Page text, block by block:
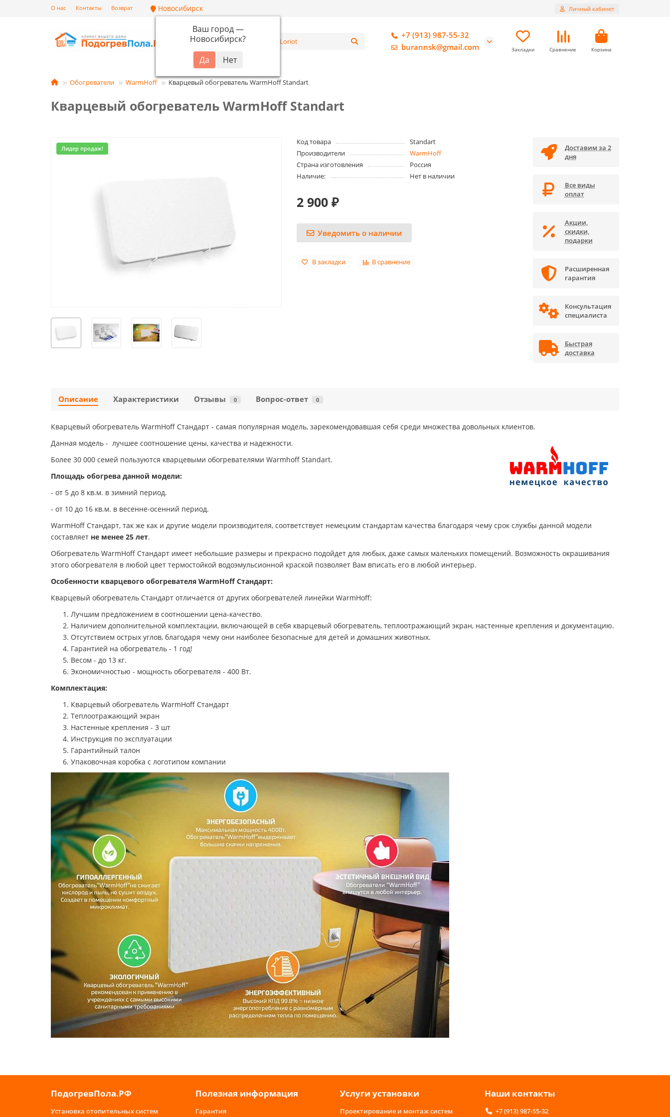
О нас Контакты Возврат Новосибирск
Ваш город —
Новосибирск?
Личный кабинет
Каталог
+7 (913) 987-55-32
burannsk@gmail.com
Закладки Сравнение Корзина
Обогреватели WarmHoff Кварцевый обогреватель WarmHoff Standart
Кварцевый обогреватель WarmHoff Standart
Лидер продаж!
Код товара
Standart
Производители
WarmHoff
Страна изготовления
Россия
Наличие:
Нет в наличии
2 900 ₽
Уведомить о наличии
В закладки В сравнение
Доставим за 2
дня
Все виды
оплат
Акции,
скидки,
подарки
Расширенная
гарантия
Консультация
специалиста
Быстрая
доставка
Описание Характеристики Отзывы 0 Вопрос-ответ 0
Кварцевый обогреватель WarmHoff Стандарт - самая популярная модель, зарекомендовавшая себя среди множества довольных клиентов.
Данная модель - лучшее соотношение цены, качества и надежности.
Более 30 000 семей пользуются кварцевыми обогревателями Warmhoff Standart.
Площадь обогрева данной модели:
- от 5 до 8 кв.м. в зимний период.
- от 10 до 16 кв.м. в весенне-осенний период.
WarmHoff Стандарт, так же как и другие модели производителя, соответствует немецким стандартам качества благодаря чему срок службы данной модели
составляет не менее 25 лет.
Обогреватель WarmHoff Стандарт имеет небольшие размеры и прекрасно подойдет для любых, даже самых маленьких помещений. Возможность окрашивания
этого обогревателя в любой цвет термостойкой водоэмульсионной краской позволяет Вам вписать его в любой интерьер.
Особенности кварцевого обогревателя WarmHoff Стандарт:
Кварцевый обогреватель Стандарт отличается от других обогревателей линейки WarmHoff:
Лучшим предложением в соотношении цена-качество.
Наличием дополнительной комплектации, включающей в себя кварцевый обогреватель, теплоотражающий экран, настенные крепления и документацию.
Отсутствием острых углов, благодаря чему они наиболее безопасные для детей и домашних животных.
Гарантией на обогреватель - 1 год!
Весом - до 13 кг.
Экономичностью - мощность обогревателя - 400 Вт.
Комплектация:
Кварцевый обогреватель WarmHoff Стандарт
Теплоотражающий экран
Настенные крепления - 3 шт
Инструкция по эксплуатации
Гарантийный талон
Упаковочная коробка с логотипом компании
ПодогревПола.РФ
Установка отопительных систем
Полезная информация
Гарантия
Услуги установки
Проектирование и монтаж систем
Наши контакты
+7 (913) 987-55-32